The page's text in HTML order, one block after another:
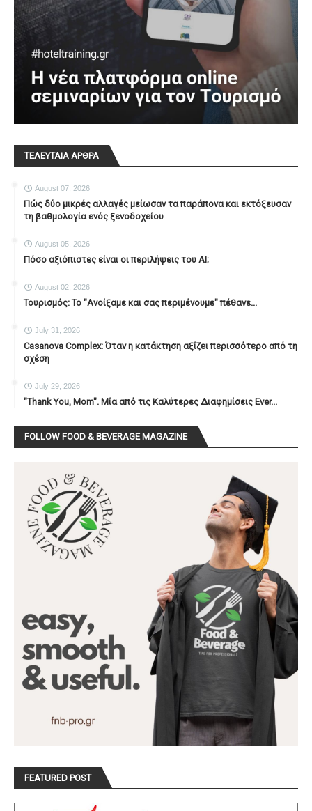
ΤΕΛΕΥΤΑΙΑ ΑΡΘΡΑ
August 07, 2026
Πώς δύο μικρές αλλαγές μείωσαν τα παράπονα και εκτόξευσαν
τη βαθμολογία ενός ξενοδοχείου
August 05, 2026
Πόσο αξιόπιστες είναι οι περιλήψεις του ΑΙ;
August 02, 2026
Τουρισμός: Το "Ανοίξαμε και σας περιμένουμε" πέθανε...
July 31, 2026
Casanova Complex: Όταν η κατάκτηση αξίζει περισσότερο από τη
σχέση
July 29, 2026
"Thank You, Mοm". Μία από τις Καλύτερες Διαφημίσεις Ever...
FOLLOW FOOD & BEVERAGE MAGAZINE
FEATURED POST